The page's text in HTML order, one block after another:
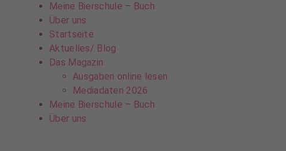
Meine Bierschule – Buch
Über uns
Startseite
Aktuelles/ Blog
Das Magazin
Ausgaben online lesen
Mediadaten 2026
Meine Bierschule – Buch
Über uns